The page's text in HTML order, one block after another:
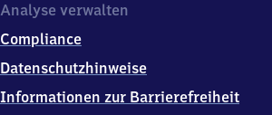
0
6
Rosenheim
Analyse verwalten
Compliance
Datenschutzhinweise
Informationen zur Barrierefreiheit